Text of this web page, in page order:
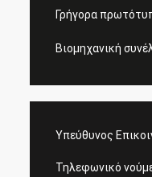
Γρήγορα
Βιομηχανική
Υπεύθυνος
Τηλεφωνικό